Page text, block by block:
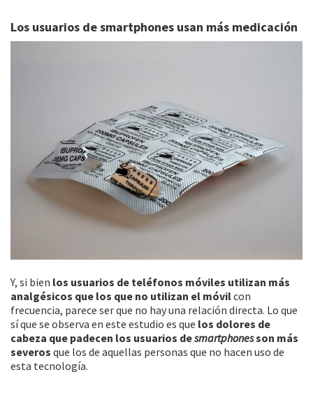
Los usuarios de smartphones usan más medicación
Y, si bien los usuarios de teléfonos móviles utilizan más
analgésicos que los que no utilizan el móvilcon
frecuencia, parece ser que no hay una relación directa. Lo que
sí que se observa en este estudio es que los dolores de
cabeza que padecen los usuarios desmartphonesson más
severos que los de aquellas personas que no hacen uso de
esta tecnología.